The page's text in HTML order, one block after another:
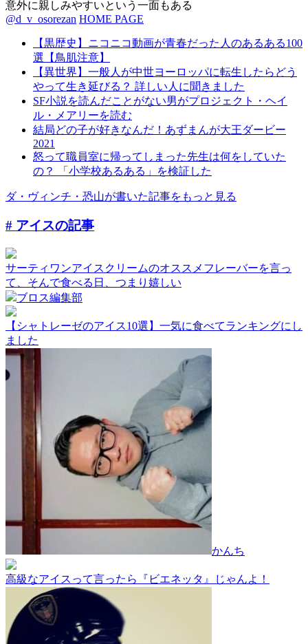
意外に親しみやすいという一面もある
@d_v_osorezan HOME PAGE
【黒歴史】ニコニコ動画が青春だった人のあるある100
選【鳥肌注意】
【異世界】一般人が中世ヨーロッパに転生したらどう
やって生き延びる？ 詳しい人に聞きました
SF小説を読んだことがない男がプロジェクト・ヘイ
ル・メアリーを読む
結局どの子が好きなんだ！あずまんが大王ダービー
2021
怒って職員室に帰ってしまった先生は何をしていた
の？ 「小学校あるある」を検証した
ダ・ヴィンチ・恐山が書いた記事をもっと見る
# アイスの記事
サーティワンアイスクリームのオススメフレーバーを言っ
て、そんで食べる日、つまり嬉しい
ブロス編集部
【シャトレーゼのアイス10選】一気に食べてランキングにし
ました
かんち
高級なアイスって言ったら『ビエネッタ』じゃんよ！